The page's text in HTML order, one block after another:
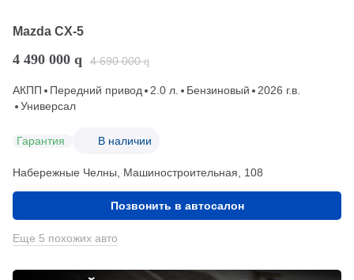
Mazda CX-5
4 490 000 q 4 690 000 q
АКПП Передний привод 2.0 л. Бензиновый
2026 г.в.
Универсал
Гарантия В наличии
Набережные Челны, Машиностроительная, 108
Позвонить в автосалон
Еще 5 похожих авто